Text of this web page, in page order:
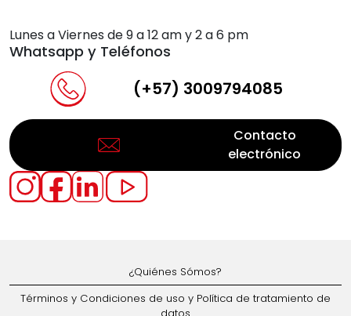
Lunes a Viernes de 9 a 12 am y 2 a 6 pm
Whatsapp y Teléfonos
(+57) 3009794085
Contacto
electrónico
¿Quiénes Sómos?
Términos y Condiciones de uso y Política de tratamiento de